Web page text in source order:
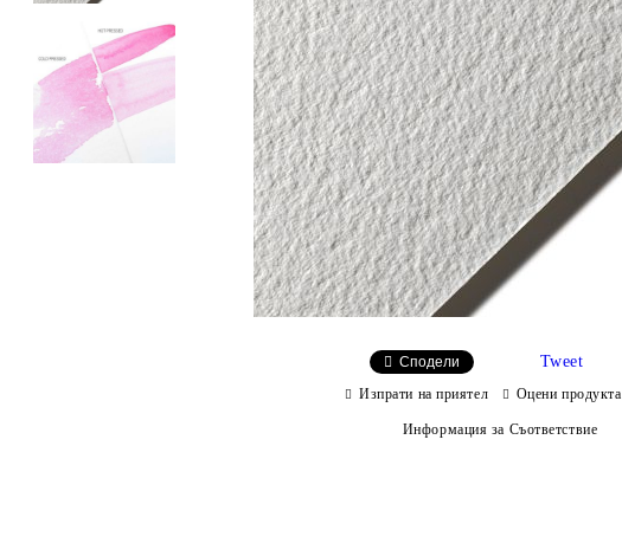
Сподели Tweet
Изпрати на приятел Оцени продукта
Информация за Съответствие